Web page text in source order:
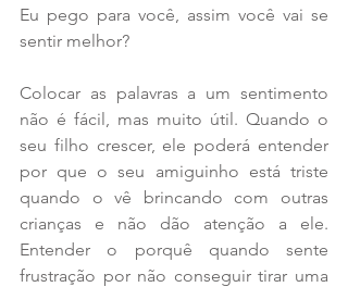
Eu pego para você, assim você vai se
sentir melhor?
Colocar as palavras a um sentimento
não é fácil, mas muito útil. Quando o
seu filho crescer, ele poderá entender
por que o seu amiguinho está triste
quando o vê brincando com outras
crianças e não dão atenção a ele.
Entender o porquê quando sente
frustração por não conseguir tirar uma